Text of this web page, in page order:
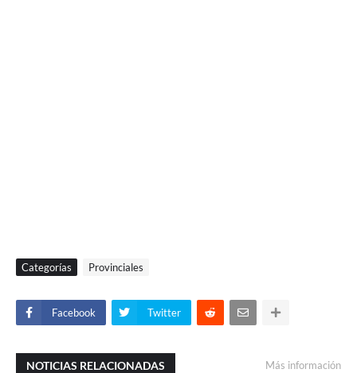
Categorías Provinciales
Facebook Twitter
NOTICIAS RELACIONADAS Más información